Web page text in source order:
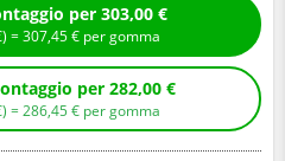
Compra con montaggio per 303,00 €
) =307,45€ per gomma
Compra senza montaggio per 282,00 €
) =286,45€ per gomma